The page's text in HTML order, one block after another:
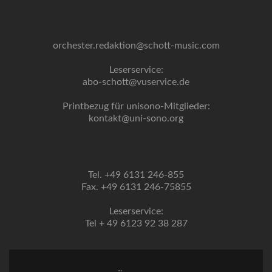
orchester.redaktion@schott-music.com
Leserservice:
abo-schott@vuservice.de
Printbezug für unisono-Mitglieder:
kontakt@uni-sono.org
Tel. +49 6131 246-855
Fax. +49 6131 246-75855
Leserservice:
Tel + 49 6123 92 38 287